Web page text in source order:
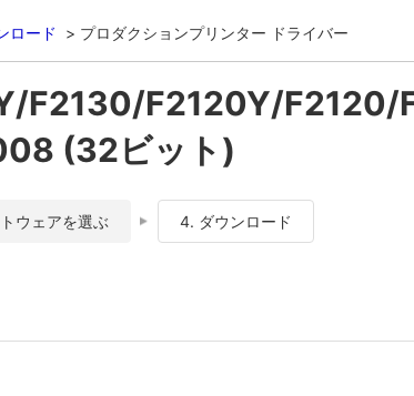
ロード プロダクションプリンター ドライバー
F2130/F2120Y/F2120/
(32ビット)
ウェアを選ぶ 4. ダウンロード